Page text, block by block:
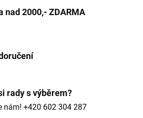
nad 2000,- ZDARMA
rady s výběrem?
nám! +420 602 304 287